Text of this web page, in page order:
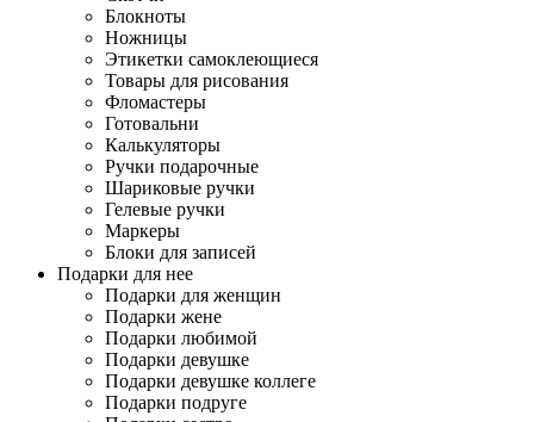
Блокноты
Ножницы
Этикетки самоклеющиеся
Товары для рисования
Фломастеры
Готовальни
Калькуляторы
Ручки подарочные
Шариковые ручки
Гелевые ручки
Маркеры
Блоки для записей
Подарки для нее
Подарки для женщин
Подарки жене
Подарки любимой
Подарки девушке
Подарки девушке коллеге
Подарки подруге